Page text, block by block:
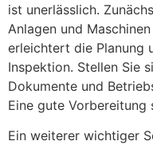
ist unerlässlich.
Anlagen und
erleichtert die Planung
Inspektion. Stellen Sie
Dokumente und
Eine gute Vorbereitung
Ein weiterer wichtiger